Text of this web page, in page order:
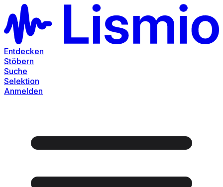
Entdecken
Stöbern
Suche
Selektion
Anmelden